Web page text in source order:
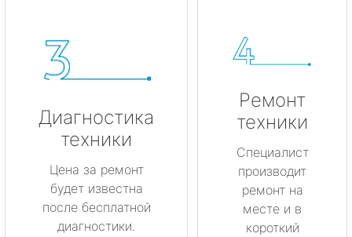
Диагностика
техники
Цена за ремонт
будет известна
после бесплатной
диагностики.
Ремонт
техники
Специалист
производит
ремонт на
месте и в
короткий